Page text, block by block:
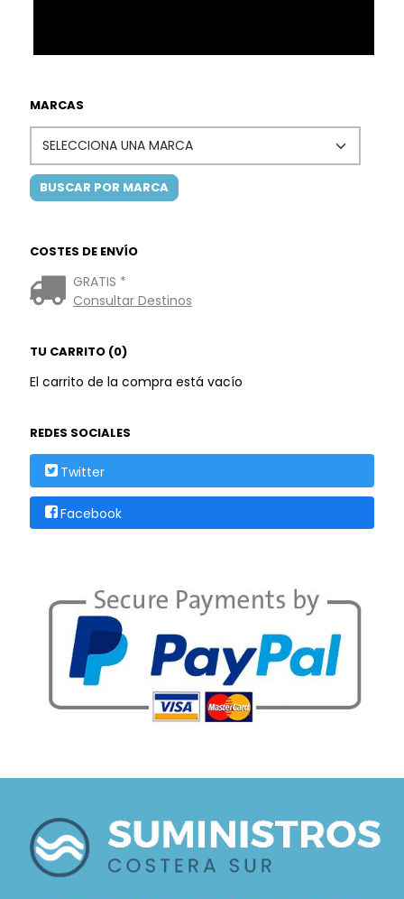
MARCAS
COSTES DE ENVÍO
GRATIS *
Consultar Destinos
TU CARRITO (0)
El carrito de la compra está vacío
REDES SOCIALES
Twitter
Facebook